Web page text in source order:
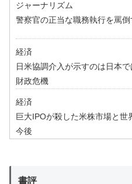
ジャーナリズム
警察官の正当な職務執行を罵
経済
日米協調介入が示すのは日本
財政危機
経済
巨大IPOが殺した米株市場と世
今後
書評